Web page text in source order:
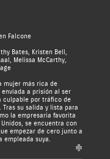
Falcone
Bates, Kristen Bell ,
, Melissa McCarthy,
mujer más rica de
enviada a prisión al ser
culpable por tráfico de
Tras su salida y lista para
la empresaria favorita
Unidos, se encuentra con
empezar de cero junto a
empleada suya.